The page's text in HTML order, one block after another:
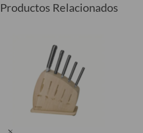
Productos Relacionados